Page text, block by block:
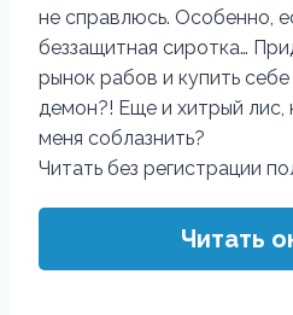
не справлюсь. Особенно,
беззащитная сиротка…
рынок рабов и купить
демон?! Еще и хитрый лис,
меня соблазнить?
Читать без регистрации
Читать